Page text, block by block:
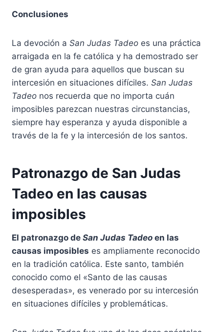
Conclusiones
La devoción a San Judas Tadeo es una práctica
arraigada en la fe católica y ha demostrado ser
de gran ayuda para aquellos que buscan su
intercesión en situaciones difíciles. San Judas
Tadeo nos recuerda que no importa cuán
imposibles parezcan nuestras circunstancias,
siempre hay esperanza y ayuda disponible a
través de la fe y la intercesión de los santos.
Patronazgo de San Judas
Tadeo en las causas
imposibles
El patronazgo de San Judas Tadeo en las
causas imposibles es ampliamente reconocido
en la tradición católica. Este santo, también
conocido como el «Santo de las causas
desesperadas», es venerado por su intercesión
en situaciones difíciles y problemáticas.